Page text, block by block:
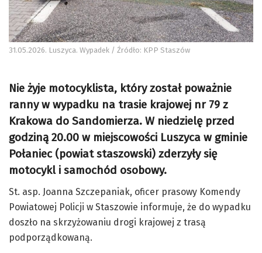
31.05.2026. Luszyca. Wypadek / Źródło: KPP Staszów
Nie żyje motocyklista, który został poważnie
ranny w wypadku na trasie krajowej nr 79 z
Krakowa do Sandomierza. W niedzielę przed
godziną 20.00 w miejscowości Luszyca w gminie
Połaniec (powiat staszowski) zderzyły się
motocykl i samochód osobowy.
St. asp. Joanna Szczepaniak, oficer prasowy Komendy
Powiatowej Policji w Staszowie informuje, że do wypadku
doszło na skrzyżowaniu drogi krajowej z trasą
podporządkowaną.